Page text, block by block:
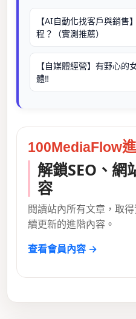
【AI自動化找客戶與銷
程？（實測推薦）
【自媒體經營】有野心
體‼️
100MediaFlow
解鎖SEO、網
容
閱讀站內所有文章，取
續更新的進階內容。
查看會員內容 →